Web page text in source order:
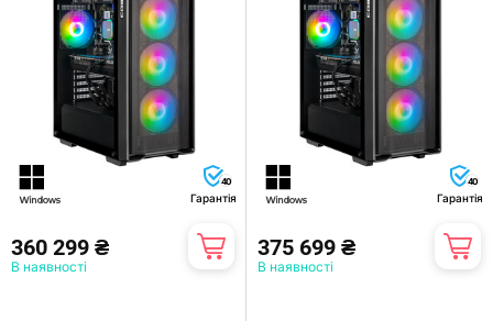
40
Гарантія
360 299 ₴
В наявності
40
Гарантія
375 699 ₴
В наявності